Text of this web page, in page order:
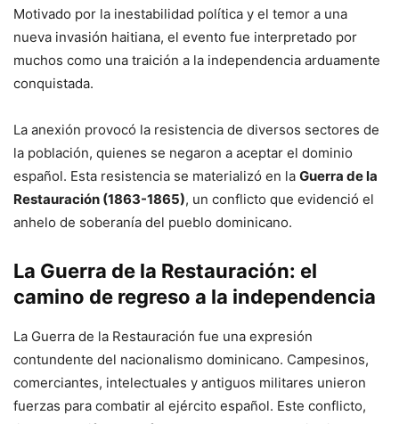
Motivado por la inestabilidad política y el temor a una
nueva invasión haitiana, el evento fue interpretado por
muchos como una traición a la independencia arduamente
conquistada.
La anexión provocó la resistencia de diversos sectores de
la población, quienes se negaron a aceptar el dominio
español. Esta resistencia se materializó en la Guerra de la
Restauración (1863-1865), un conflicto que evidenció el
anhelo de soberanía del pueblo dominicano.
La Guerra de la Restauración: el
camino de regreso a la independencia
La Guerra de la Restauración fue una expresión
contundente del nacionalismo dominicano. Campesinos,
comerciantes, intelectuales y antiguos militares unieron
fuerzas para combatir al ejército español. Este conflicto,